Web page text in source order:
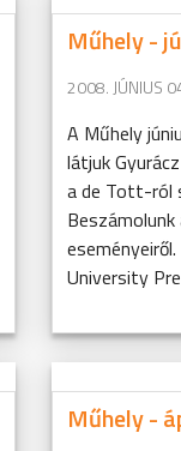
Műhely -
2008. JÚNIUS
A Műhely
látjuk
a de Tott-ról
University
Műhely -